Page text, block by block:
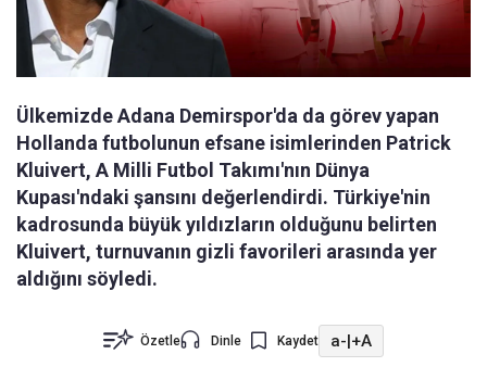
Ülkemizde Adana Demirspor'da da görev yapan
Hollanda futbolunun efsane isimlerinden Patrick
Kluivert, A Milli Futbol Takımı'nın Dünya
Kupası'ndaki şansını değerlendirdi. Türkiye'nin
kadrosunda büyük yıldızların olduğunu belirten
Kluivert, turnuvanın gizli favorileri arasında yer
aldığını söyledi.
Özetle Dinle Kaydet a-|+A